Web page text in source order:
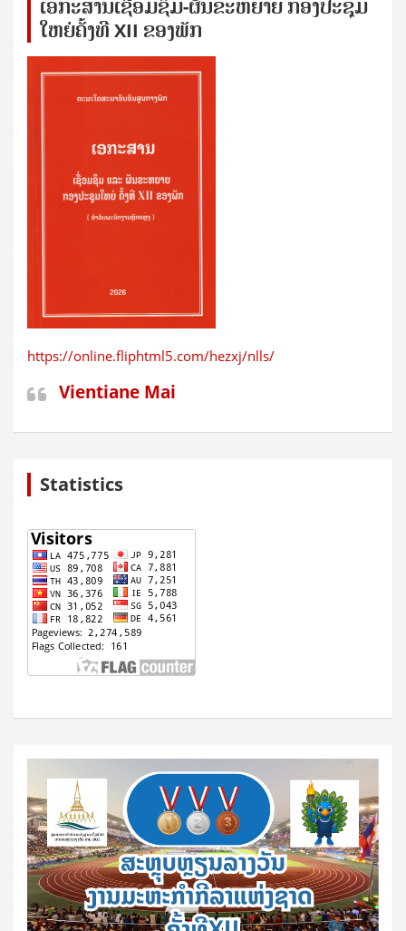
ເອກ​ະ​ສານ​ເຊ​ື່ອມ​ຊ​ຶມ-ຜັນ​ຂະ​ຫ​ຍາຍ ກອງ​ປະ​ຊຸມ​
ໃຫຍ່​ຄັ້ງ​ທີ XII ຂອງ​ພັກ
https://online.fliphtml5.com/hezxj/nlls/
Vientiane Mai
Statistics